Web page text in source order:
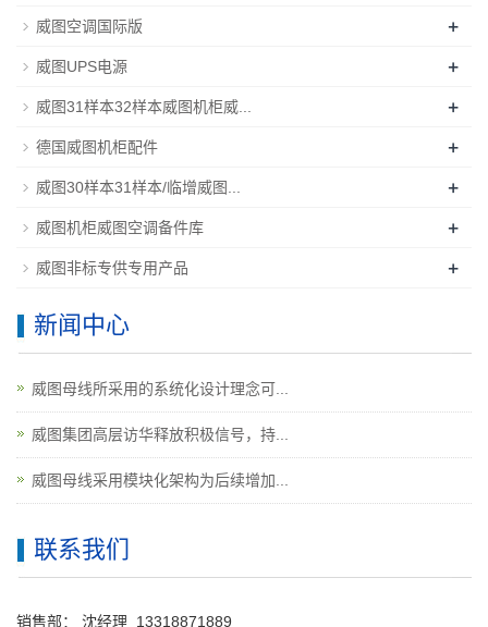
威图空调国际版 +
威图UPS电源 +
威图31样本32样本威图机柜威... +
德国威图机柜配件 +
威图30样本31样本/临增威图... +
威图机柜威图空调备件库 +
威图非标专供专用产品 +
新闻中心
威图母线所采用的系统化设计理念可...
威图集团高层访华释放积极信号，持...
威图母线采用模块化架构为后续增加...
联系我们
销售部： 沈经理 13318871889